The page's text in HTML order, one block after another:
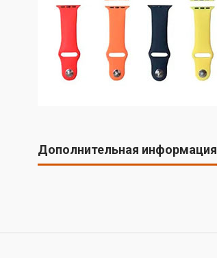
Дополнительная информация